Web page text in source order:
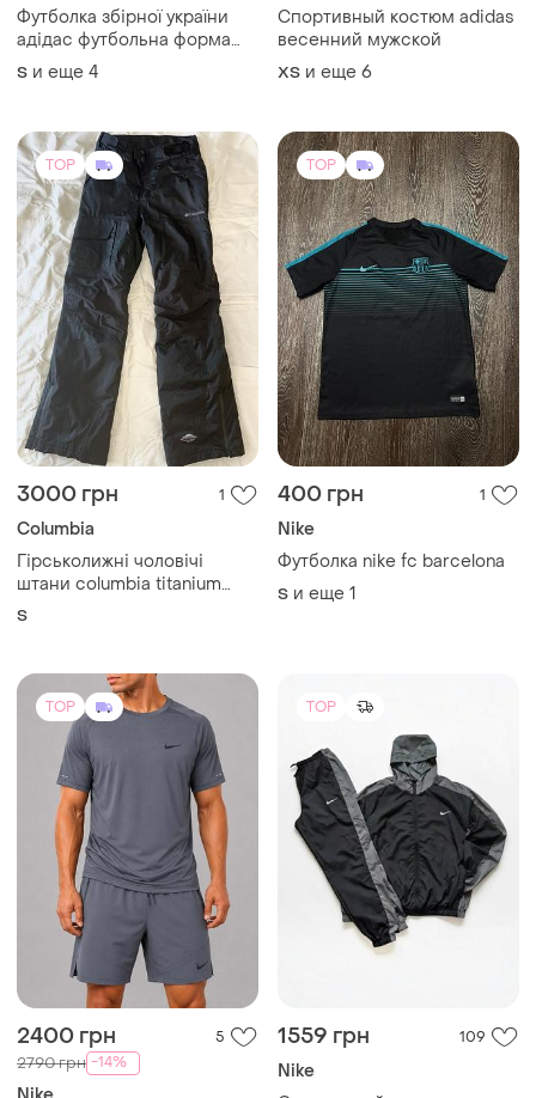
Футболка збірної україни
адідас футбольна форма
adidas жовта україна ukraine
S и еще 4
Спортивный костюм adidas
весенний мужской
XS и еще 6
TOP
3000 грн 1
Columbia
Гірськолижні чоловічі
штани columbia titanium
omni-tech interchange
S
TOP
400 грн 1
Nike
Футболка nike fc barcelona
S и еще 1
TOP
2400 грн 5
2790 грн -14%
TOP
1559 грн 109
Nike